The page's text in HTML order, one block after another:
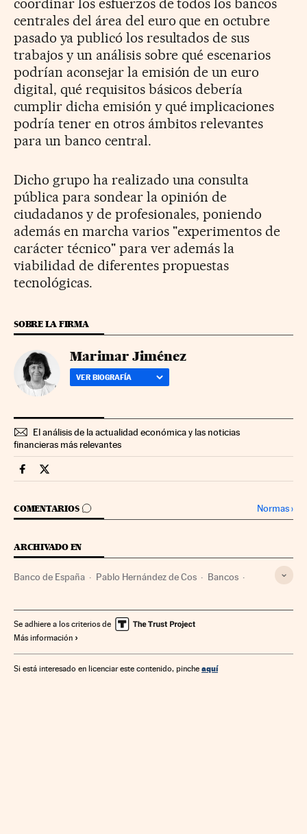
coordinar los esfuerzos de todos los bancos
centrales del área del euro que en octubre
pasado ya publicó los resultados de sus
trabajos y un análisis sobre qué escenarios
podrían aconsejar la emisión de un euro
digital, qué requisitos básicos debería
cumplir dicha emisión y qué implicaciones
podría tener en otros ámbitos relevantes
para un banco central.
Dicho grupo ha realizado una consulta
pública para sondear la opinión de
ciudadanos y de profesionales, poniendo
además en marcha varios "experimentos de
carácter técnico" para ver además la
viabilidad de diferentes propuestas
tecnológicas.
SOBRE LA FIRMA
Marimar Jiménez
VER BIOGRAFÍA
El análisis de la actualidad económica y las noticias
financieras más relevantes
Companias Cinco Días en Facebook
Companias Cinco Días en Twitter
COMENTARIOS
IR A LOS COMENTARIOS Normas›
ARCHIVADO EN
Banco de España Pablo Hernández de Cos Bancos
Se adhiere a los criterios de
Más información
Si está interesado en licenciar este contenido, pinche aquí